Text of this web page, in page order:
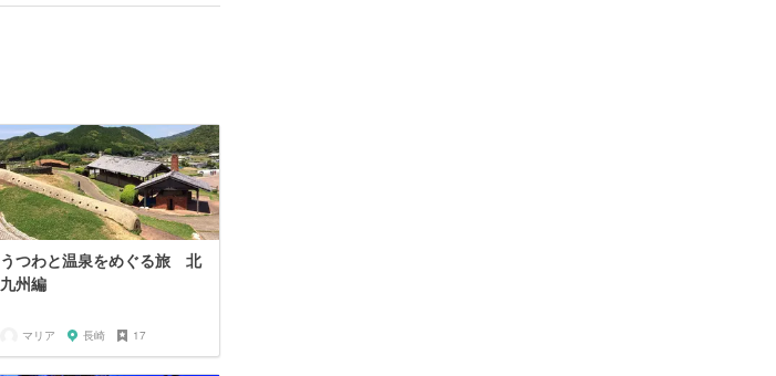
うつわと温泉をめぐる旅 北
九州編
マリア 長崎 17